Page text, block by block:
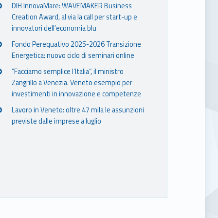
DIH InnovaMare: WAVEMAKER Business
Creation Award, al via la call per start-up e
innovatori dell’economia blu
Fondo Perequativo 2025-2026 Transizione
Energetica: nuovo ciclo di seminari online
“Facciamo semplice l’Italia”, il ministro
Zangrillo a Venezia. Veneto esempio per
investimenti in innovazione e competenze
Lavoro in Veneto: oltre 47 mila le assunzioni
previste dalle imprese a luglio